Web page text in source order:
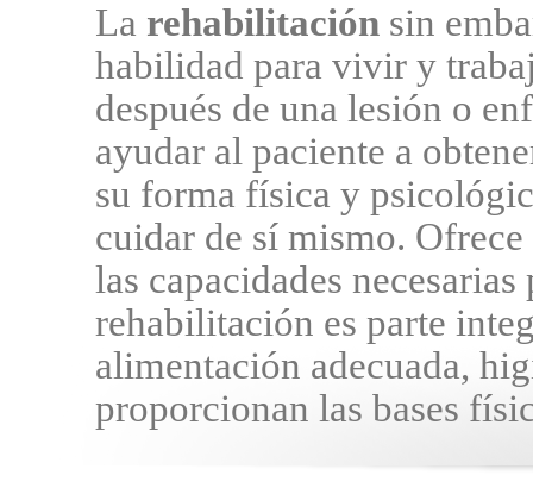
La rehabilitación sin
habilidad para vivir y
después de una lesión o
ayudar al paciente a
su forma física y
cuidar de sí mismo.
las capacidades
rehabilitación es parte
alimentación adecuada,
proporcionan las bases